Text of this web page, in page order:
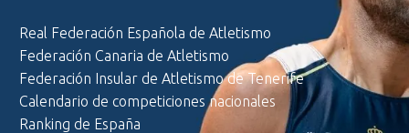
Real Federación Española de Atletismo
Federación Canaria de Atletismo
Federación Insular de Atletismo de Tenerife
Calendario de competiciones nacionales
Ranking de España